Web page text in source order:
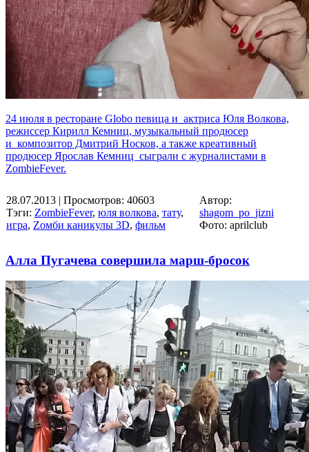
24 июля в ресторане Globo певица и актриса Юля Волкова,
режиссер Кирилл Кемниц, музыкальный продюсер
и композитор Дмитрий Носков, а также креативный
продюсер Ярослав Кемниц сыграли с журналистами в
ZombieFever.
28.07.2013 | Просмотров: 40603
Тэги: ZombieFever, юля волкова, тату,
игра, Zомби каникулы 3D, фильм
Автор:
shagom_po_jizni
Фото: aprilclub
Алла Пугачева совершила марш-бросок